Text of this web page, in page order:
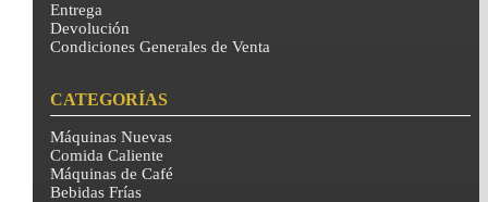
Entrega
Devolución
Condiciones Generales de Venta
CATEGORÍAS
Máquinas Nuevas
Comida Caliente
Máquinas de Café
Bebidas Frías